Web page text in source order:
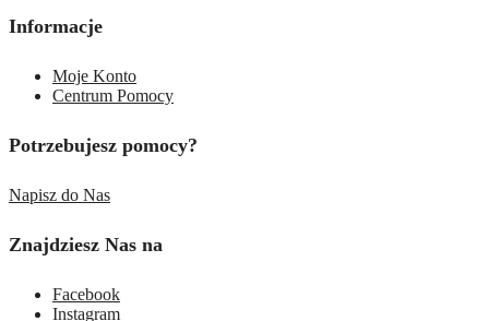
Informacje
Moje Konto
Centrum Pomocy
Potrzebujesz pomocy?
Napisz do Nas
Znajdziesz Nas na
Facebook
Instagram